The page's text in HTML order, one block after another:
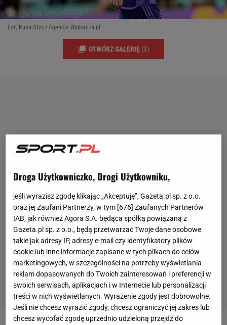
Fot. Kuba Atys / Agencja Wyborcza.pl
OTWÓRZ GALERIĘ (3)
Droga Użytkowniczko, Drogi Użytkowniku,
jeśli wyrazisz zgodę klikając „Akceptuję”, Gazeta.pl sp. z o.o.
oraz jej Zaufani Partnerzy, w tym [676] Zaufanych Partnerów
IAB, jak również Agora S.A. będąca spółką powiązaną z
Gazeta.pl sp. z o.o., będą przetwarzać Twoje dane osobowe
takie jak adresy IP, adresy e-mail czy identyfikatory plików
cookie lub inne informacje zapisane w tych plikach do celów
marketingowych, w szczególności na potrzeby wyświetlania
reklam dopasowanych do Twoich zainteresowań i preferencji w
swoich serwisach, aplikacjach i w Internecie lub personalizacji
treści w nich wyświetlanych. Wyrażenie zgody jest dobrowolne.
Jeśli nie chcesz wyrazić zgody, chcesz ograniczyć jej zakres lub
chcesz wycofać zgodę uprzednio udzieloną przejdź do